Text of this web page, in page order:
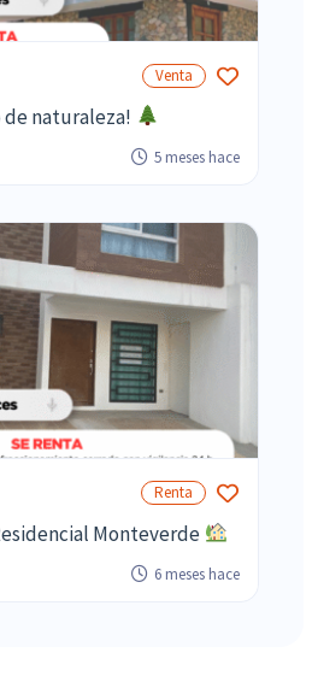
Venta
de naturaleza!
5 meses hace
Renta
Monteverde
6 meses hace